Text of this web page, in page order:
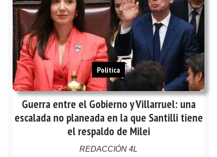
Guerra entre el Gobierno y Villarruel: una
escalada no planeada en la que Santilli tiene
el respaldo de Milei
REDACCIÓN 4L
Política